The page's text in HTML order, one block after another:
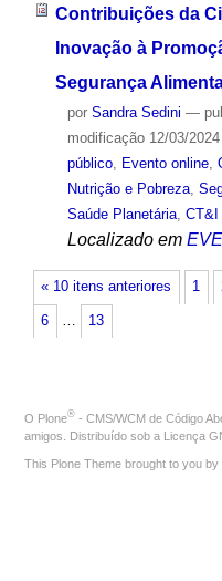
Contribuições da
Inovação à
Segurança
por Sandra Sedini —
modificação12/03/2024
público, Evento online,
Nutrição e Pobreza,
Saúde Planetária, CT&I
Localizado em
« 10 itens anteriores 1
6 … 13
O Plone® - CMS/WCM de Código
amigos. Distribuído sob a Licença
This Plone Theme brought to you by